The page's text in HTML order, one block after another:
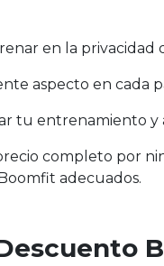
en la privacidad
aspecto en cada
tu entrenamiento
completo por
adecuados.